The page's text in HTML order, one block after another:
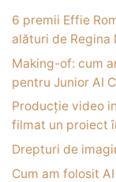
6 premii Effie
alături de Regina
Making-of: cum
pentru Junior AI
Producție video
filmat un proiect
Drepturi de
Cum am folosit